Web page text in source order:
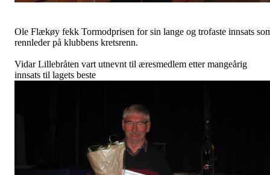
Ole Flækøy fekk Tormodprisen for sin lange og trofaste innsats
rennleder på klubbens kretsrenn.
Vidar Lillebråten vart utnevnt til æresmedlem etter mangeårig
innsats til lagets beste